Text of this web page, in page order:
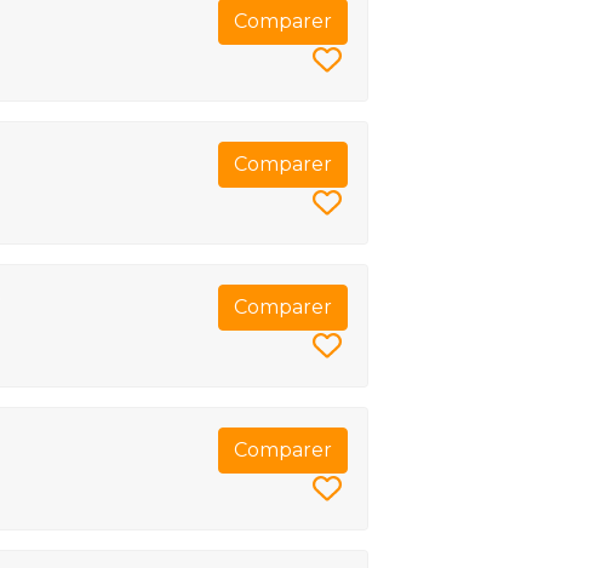
Comparer
Comparer
Comparer
Comparer